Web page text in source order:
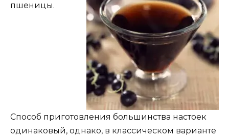
пшеницы.
Способ приготовления большинства настоек
одинаковый, однако, в классическом варианте